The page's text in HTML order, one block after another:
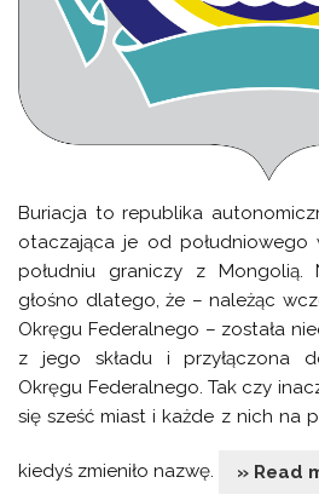
Buriacja to republika
otaczająca je od południowego
południu graniczy z Mongolią.
głośno dlatego, że – należąc
Okręgu Federalnego – została
z jego składu i przyłączona
Okręgu Federalnego. Tak czy
się sześć miast i każde z nich na
kiedyś zmieniło nazwę. » Read